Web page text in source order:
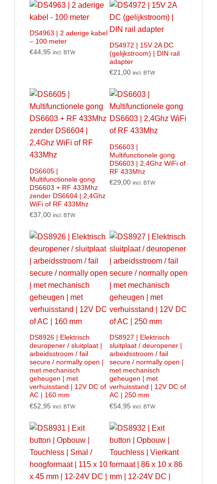
DS4963 | 2 aderige kabel
– 100 meter
€44,95 incl. BTW
DS4972 | 15V 2A DC
(gelijkstroom) | DIN rail
adapter
€21,00 incl. BTW
DS6605 |
Multifunctionele gong
DS6603 + RF 433Mhz
zender DS6604 | 2,4Ghz
WiFi of RF 433Mhz
€37,00 incl. BTW
DS6603 |
Multifunctionele gong
DS6603 | 2,4Ghz WiFi of
RF 433Mhz
€29,00 incl. BTW
DS8926 | Elektrisch
deuropener / sluitplaat |
arbeidsstroom / fail
secure / normally open |
met mechanisch
geheugen | met
verhuisstand | 12V DC of
AC | 160 mm
€52,95 incl. BTW
DS8927 | Elektrisch
sluitplaat / deuropener |
arbeidsstroom / fail
secure / normally open |
met mechanisch
geheugen | met
verhuisstand | 12V DC of
AC | 250 mm
€54,95 incl. BTW